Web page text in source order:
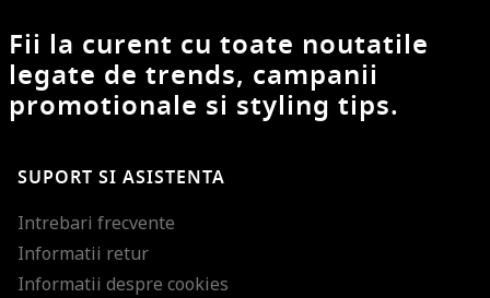
Fii la curent cu toate noutatile
legate de trends, campanii
promotionale si styling tips.
SUPORT SI ASISTENTA
Intrebari frecvente
Informatii retur
Informatii despre cookies